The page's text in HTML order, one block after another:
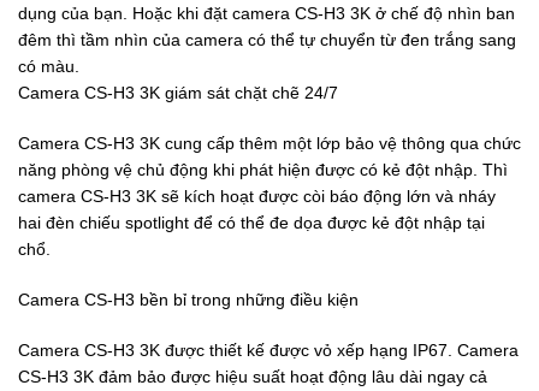
dụng của bạn. Hoặc khi đặt camera CS-H3 3K ở chế độ nhìn ban
đêm thì tầm nhìn của camera có thể tự chuyển từ đen trắng sang
có màu.
Camera CS-H3 3K giám sát chặt chẽ 24/7
Camera CS-H3 3K cung cấp thêm một lớp bảo vệ thông qua chức
năng phòng vệ chủ động khi phát hiện được có kẻ đột nhập. Thì
camera CS-H3 3K sẽ kích hoạt được còi báo động lớn và nháy
hai đèn chiếu spotlight để có thể đe dọa được kẻ đột nhập tại
chổ.
Camera CS-H3 bền bỉ trong những điều kiện
Camera CS-H3 3K được thiết kế được vỏ xếp hạng IP67. Camera
CS-H3 3K đảm bảo được hiệu suất hoạt động lâu dài ngay cả